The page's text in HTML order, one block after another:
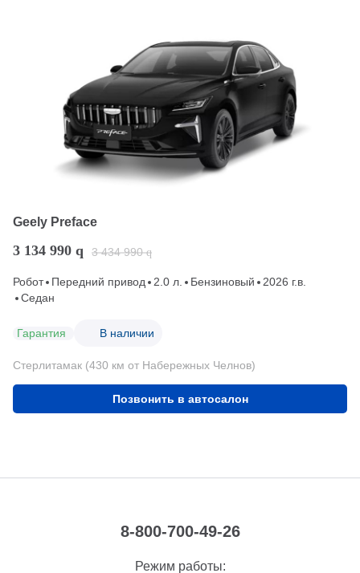
Geely Preface
3 134 990 q 3 434 990 q
Робот Передний привод 2.0 л. Бензиновый
2026 г.в.
Седан
Гарантия В наличии
Стерлитамак (430 км от Набережных Челнов)
Позвонить в автосалон
8-800-700-49-26
Режим работы: